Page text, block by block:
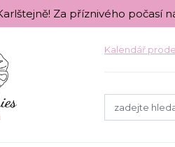
Za příznivého počasí
Kalendář